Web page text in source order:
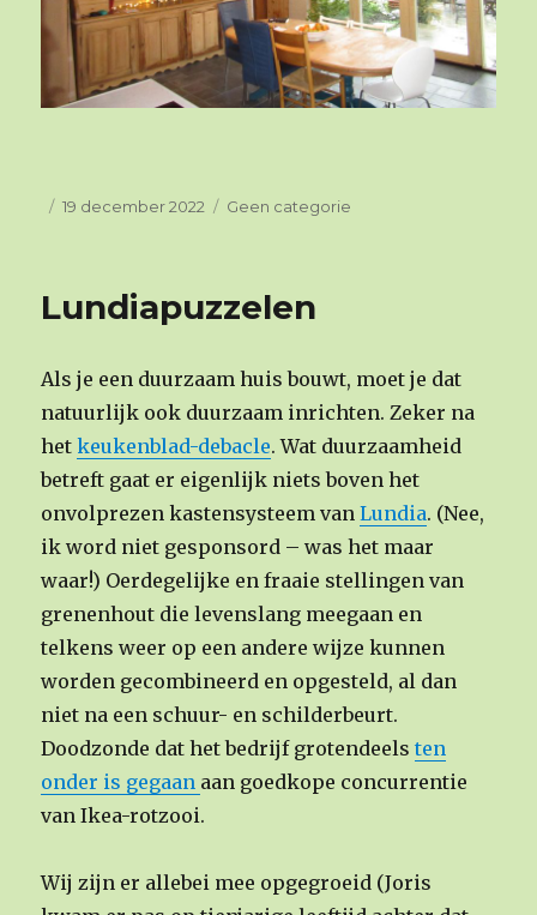
Geplaatst
19 december 2022 Categorieën
Geen categorie
Lundiapuzzelen
Als je een duurzaam huis bouwt, moet je dat
natuurlijk ook duurzaam inrichten. Zeker na
hetkeukenblad-debacle. Wat duurzaamheid
betreft gaat er eigenlijk niets boven het
onvolprezen kastensysteem vanLundia. (Nee,
ik word niet gesponsord – was het maar
waar!) Oerdegelijke en fraaie stellingen van
grenenhout die levenslang meegaan en
telkens weer op een andere wijze kunnen
worden gecombineerd en opgesteld, al dan
niet na een schuur- en schilderbeurt.
Doodzonde dat het bedrijf grotendeelsten
onder is gegaan aan goedkope concurrentie
van Ikea-rotzooi.
Wij zijn er allebei mee opgegroeid (Joris